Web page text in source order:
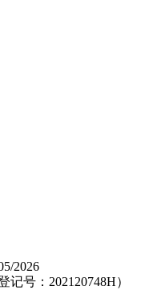
2026
号：202120748H）